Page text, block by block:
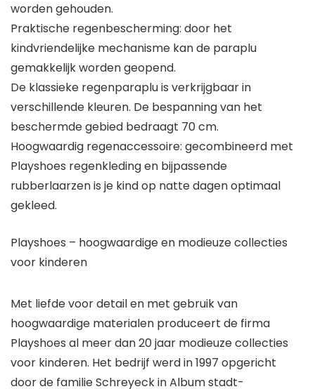
worden gehouden.
Praktische regenbescherming: door het
kindvriendelijke mechanisme kan de paraplu
gemakkelijk worden geopend.
De klassieke regenparaplu is verkrijgbaar in
verschillende kleuren. De bespanning van het
beschermde gebied bedraagt 70 cm.
Hoogwaardig regenaccessoire: gecombineerd met
Playshoes regenkleding en bijpassende
rubberlaarzen is je kind op natte dagen optimaal
gekleed.
Playshoes – hoogwaardige en modieuze collecties
voor kinderen
Met liefde voor detail en met gebruik van
hoogwaardige materialen produceert de firma
Playshoes al meer dan 20 jaar modieuze collecties
voor kinderen. Het bedrijf werd in 1997 opgericht
door de familie Schreyeck in Album stadt-